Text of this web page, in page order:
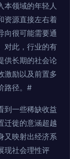
本领域的年轻人
资源直接左右着
向很可能需要通
对此，行业的有
供长期的社会论
激励以及前置多
路径。#
到一些稀缺收益
迁徙的意涵超越
又映射出经济系
现社会理性评